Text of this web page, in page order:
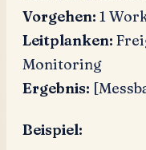
Vorgehen: 1
Leitplanken:
Monitoring
Ergebnis:
Beispiel: